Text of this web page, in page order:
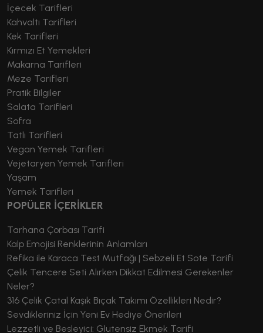
İçecek Tarifleri
Kahvaltı Tarifleri
Kek Tarifleri
Kırmızı Et Yemekleri
Makarna Tarifleri
Meze Tarifleri
Pratik Bilgiler
Salata Tarifleri
Sofra
Tatlı Tarifleri
Vegan Yemek Tarifleri
Vejetaryen Yemek Tarifleri
Yaşam
Yemek Tarifleri
POPÜLER İÇERİKLER
Tarhana Çorbası Tarifi
Kalp Emojisi Renklerinin Anlamları
Refika ile Karaca Test Mutfağı | Sebzeli Et Sote Tarifi
Çelik Tencere Seti Alırken Dikkat Edilmesi Gerekenler
Neler?
316 Çelik Çatal Kaşık Bıçak Takımı Özellikleri Nedir?
Sevdikleriniz İçin Yeni Ev Hediye Önerileri
Lezzetli ve Besleyici: Glutensiz Ekmek Tarifi